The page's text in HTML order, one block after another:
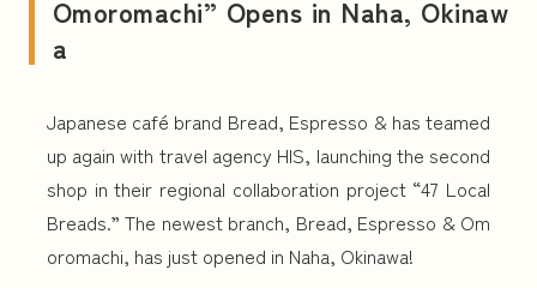
Omoromachi” Opens in Naha, Okinaw
a
Japanese café brand Bread, Espresso & has teamed
up again with travel agency HIS, launching the second
shop in their regional collaboration project “47 Local
Breads.” The newest branch, Bread, Espresso & Om
oromachi, has just opened in Naha, Okinawa!